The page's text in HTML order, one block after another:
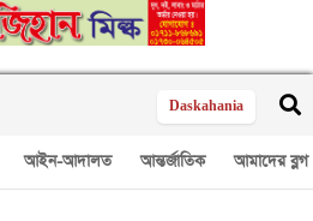
Daskahania
আইন-আদালত আন্তর্জাতিক আমাদের ব্লগ